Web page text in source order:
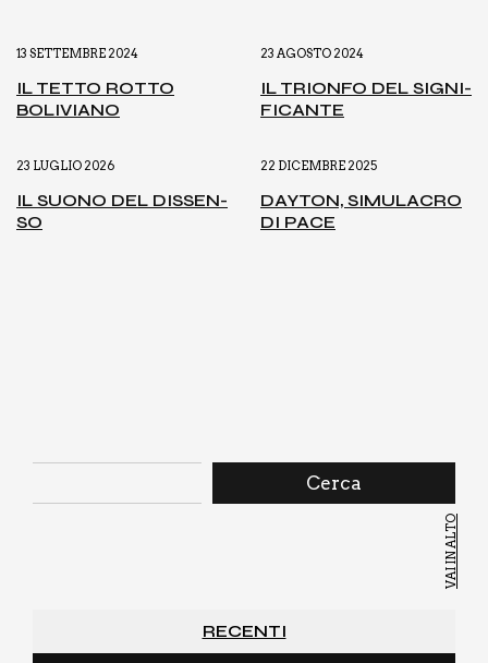
13 SETTEMBRE 2024
IL TET­TO ROT­TO
BOLI­VIA­NO
23 AGOSTO 2024
IL TRION­FO DEL SIGNI­
FI­CAN­TE
23 LUGLIO 2026
IL SUO­NO DEL DIS­SEN­
SO
22 DICEMBRE 2025
DAY­TON, SIMU­LA­CRO
DI PACE
Cerca
RECENTI
VAI IN ALTO